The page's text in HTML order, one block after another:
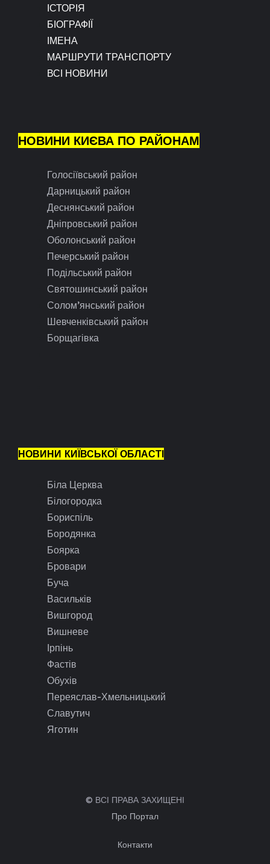
ІСТОРІЯ
БІОГРАФІЇ
ІМЕНА
МАРШРУТИ ТРАНСПОРТУ
ВСІ НОВИНИ
НОВИНИ КИЄВА ПО РАЙОНАМ
Голосіївський район
Дарницький район
Деснянський район
Дніпровський район
Оболонський район
Печерський район
Подільський район
Святошинський район
Солом’янський район
Шевченківський район
Борщагівка
НОВИНИ КИЇВСЬКОЇ ОБЛАСТІ
Біла Церква
Білогородка
Бориспіль
Бородянка
Боярка
Бровари
Буча
Васильків
Вишгород
Вишневе
Ірпінь
Фастів
Обухів
Переяслав-Хмельницький
Славутич
Яготин
© ВСІ ПРАВА ЗАХИЩЕНІ
Про Портал
Контакти